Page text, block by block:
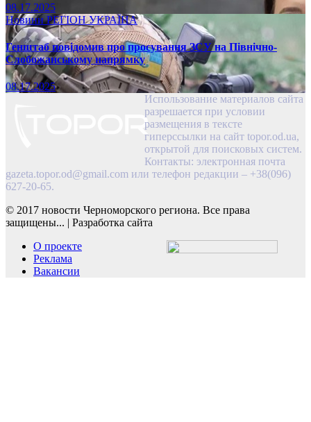
08.17.2025
НовиниРЕГІОНУКРАЇНА
Генштаб повідомив про просування ЗСУ на Північно-
Слобожанському напрямку
08.17.2025
Использование материалов сайта
разрешается при условии
размещения в тексте
гиперссылки на сайт topor.od.ua,
открытой для поисковых систем.
Контакты: электронная почта
gazeta.topor.od@gmail.com или телефон редакции – +38(096)
627-20-65.
© 2017 новости Черноморского региона. Все права
защищены... | Разработка сайта
О проекте
Реклама
Вакансии